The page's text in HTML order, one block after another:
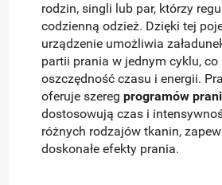
rodzin, singli lub par, którzy
codzienną odzież. Dzięki tej
urządzenie umożliwia
partii prania w jednym cyklu, co
oszczędność czasu i energii.
oferuje szeregprogramów
dostosowują czas i
różnych rodzajów tkanin,
doskonałe efekty prania.